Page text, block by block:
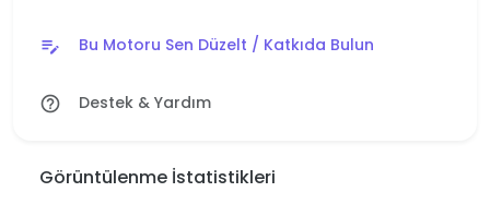
edit_note Bu Motoru Sen Düzelt / Katkıda Bulun
help_outline Destek & Yardım
Görüntülenme İstatistikleri